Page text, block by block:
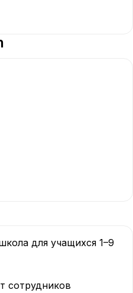
для учащихся 1–9
сотрудников